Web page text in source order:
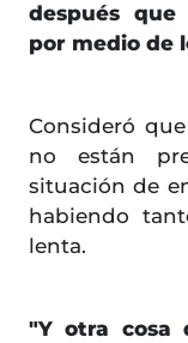
después
por medio de
Consideró
no están
situación de
habiendo
lenta.
"Y otra cosa